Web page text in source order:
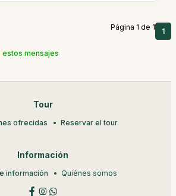
Página 1 de 1 1
estos mensajes
Tour
ofrecidas Reservar el tour
Información
información Quiénes somos